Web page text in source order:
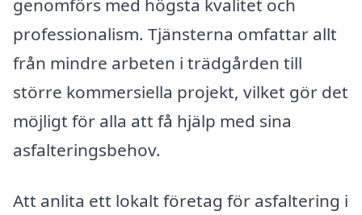
genomförs med högsta kvalitet och
professionalism. Tjänsterna omfattar allt
från mindre arbeten i trädgården till
större kommersiella projekt, vilket gör det
möjligt för alla att få hjälp med sina
asfalteringsbehov.
Att anlita ett lokalt företag för asfaltering i